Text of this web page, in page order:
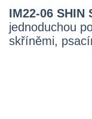
IM22-06 SHIN
jednoduchou
skříněmi,